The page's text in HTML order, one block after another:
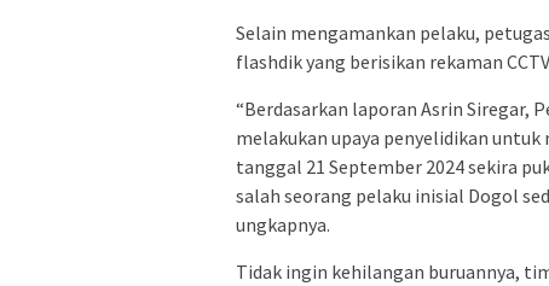
Selain mengamankan pelaku,
flashdik yang berisikan rekaman
“Berdasarkan laporan Asrin Siregar,
melakukan upaya penyelidikan
tanggal 21 September 2024 sekira
salah seorang pelaku inisial Dogol
ungkapnya.
Tidak ingin kehilangan buruannya,